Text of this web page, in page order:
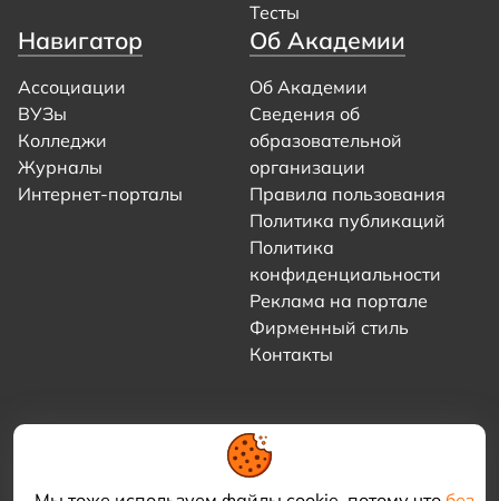
Тесты
Навигатор
Ассоциации
ВУЗы
Колледжи
Журналы
Интернет-порталы
Об Академии
Об Академии
Сведения об
образовательной
организации
Правила пользования
Политика публикаций
Политика
конфиденциальности
Реклама на портале
Фирменный стиль
Контакты